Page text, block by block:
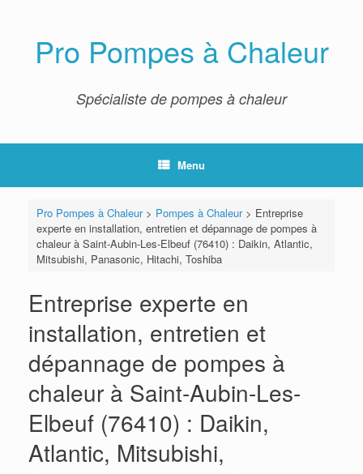
Pro Pompes à Chaleur
Spécialiste de pompes à chaleur
Menu
Pro Pompes à Chaleur> Pompes à Chaleur> Entreprise
experte en installation, entretien et dépannage de pompes à
chaleur à Saint-Aubin-Les-Elbeuf (76410) : Daikin, Atlantic,
Mitsubishi, Panasonic, Hitachi, Toshiba
Entreprise experte en
installation, entretien et
dépannage de pompes à
chaleur à Saint-Aubin-Les-
Elbeuf (76410) : Daikin,
Atlantic, Mitsubishi,